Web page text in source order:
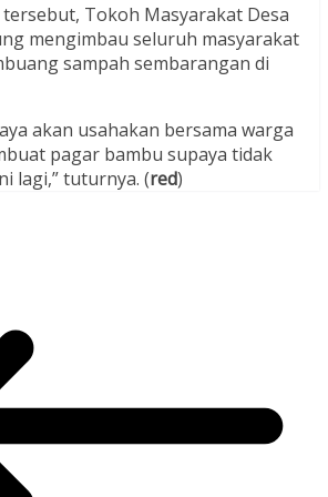
Tokoh Masyarakat Desa
mengimbau seluruh masyarakat
sampah sembarangan di
akan usahakan bersama warga
pagar bambu supaya tidak
lagi,” tuturnya. (red)